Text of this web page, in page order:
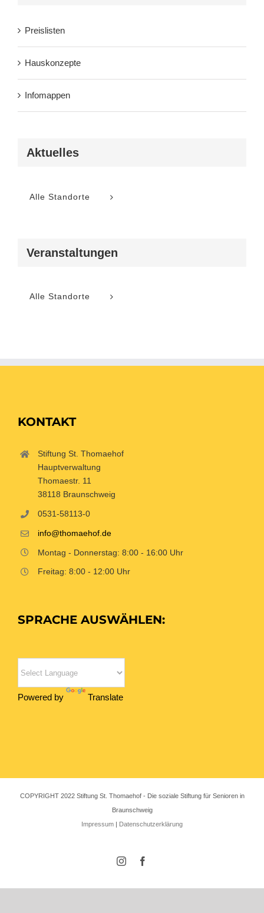
Preislisten
Hauskonzepte
Infomappen
Aktuelles
Alle Standorte
Veranstaltungen
Alle Standorte
KONTAKT
Stiftung St. Thomaehof
Hauptverwaltung
Thomaestr. 11
38118 Braunschweig
0531-58113-0
info@thomaehof.de
Montag - Donnerstag: 8:00 - 16:00 Uhr
Freitag: 8:00 - 12:00 Uhr
SPRACHE AUSWÄHLEN:
Powered by Translate
COPYRIGHT 2022 Stiftung St. Thomaehof - Die soziale Stiftung für Senioren in
Braunschweig
Impressum
Datenschutzerklärung
Instagram